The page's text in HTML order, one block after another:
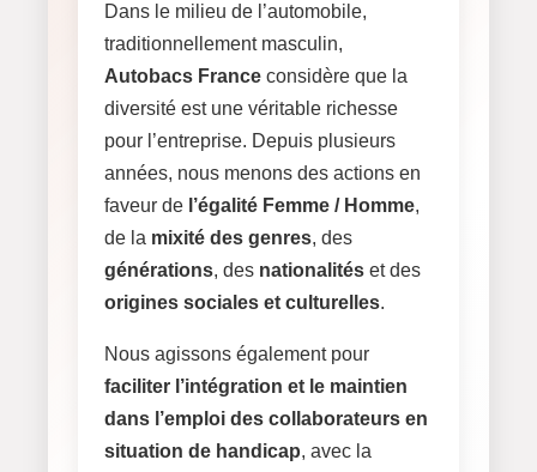
Dans le milieu de l’automobile,
traditionnellement masculin,
Autobacs France considère que la
diversité est une véritable richesse
pour l’entreprise. Depuis plusieurs
années, nous menons des actions en
faveur de l’égalité Femme / Homme,
de la mixité des genres, des
générations, des nationalités et des
origines sociales et culturelles.
Nous agissons également pour
faciliter l’intégration et le maintien
dans l’emploi des collaborateurs en
situation de handicap, avec la